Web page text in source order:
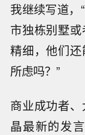
我继续写道，
市独栋别墅
精细，他们还
所虑吗？”
商业成功者
晶最新的发